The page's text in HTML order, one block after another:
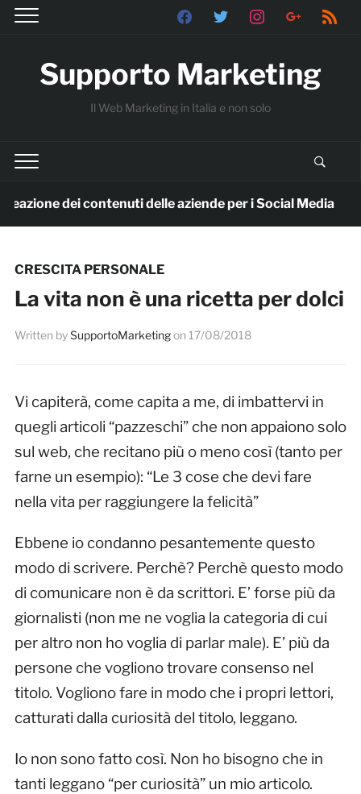
facebooktwitter instagramgoogle rss
Supporto Marketing
Il Web Marketing in Italia e non solo
dei contenuti delle aziende per i Social Media
CRESCITA PERSONALE
La vita non è una ricetta per dolci
Written bySupportoMarketingon 17/08/2018
Vi capiterà, come capita a me, di imbattervi in
quegli articoli “pazzeschi” che non appaiono solo
sul web, che recitano più o meno così (tanto per
farne un esempio): “Le 3 cose che devi fare
nella vita per raggiungere la felicità”
Ebbene io condanno pesantemente questo
modo di scrivere. Perchè? Perchè questo modo
di comunicare non è da scrittori. E’ forse più da
giornalisti (non me ne voglia la categoria di cui
per altro non ho voglia di parlar male). E’ più da
persone che vogliono trovare consenso nel
titolo. Vogliono fare in modo che i propri lettori,
catturati dalla curiosità del titolo, leggano.
Io non sono fatto così. Non ho bisogno che in
tanti leggano “per curiosità” un mio articolo.